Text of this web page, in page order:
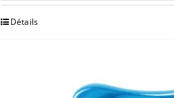
Détails